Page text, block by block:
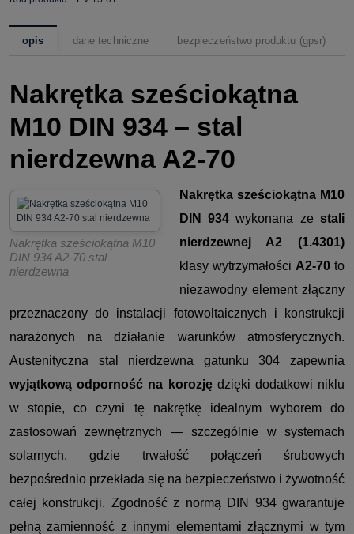
opis dane techniczne bezpieczeństwo produktu (gpsr)
Nakrętka sześciokątna
M10 DIN 934 – stal
nierdzewna A2-70
Nakrętka sześciokątna M10
DIN 934 A2-70 stal
nierdzewna
Nakrętka sześciokątna M10
DIN 934 wykonana zestali
nierdzewnej A2 (1.4301)
klasy wytrzymałości A2-70to
niezawodny element złączny
przeznaczony do instalacji fotowoltaicznych i konstrukcji
narażonych na działanie warunków atmosferycznych.
Austenityczna stal nierdzewna gatunku 304 zapewnia
wyjątkową odporność na korozjędzięki dodatkowi niklu
w stopie, co czyni tę nakrętkę idealnym wyborem do
zastosowań zewnętrznych — szczególnie w systemach
solarnych, gdzie trwałość połączeń śrubowych
bezpośrednio przekłada się na bezpieczeństwo i żywotność
całej konstrukcji. Zgodność z normą DIN 934 gwarantuje
pełną zamienność z innymi elementami złącznymi w tym